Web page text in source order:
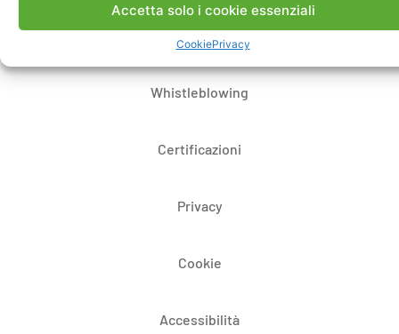
Accetta solo i cookie essenziali
CookiePrivacy
Bandi di gara e contratti
Whistleblowing
Certificazioni
Privacy
Cookie
Accessibilità